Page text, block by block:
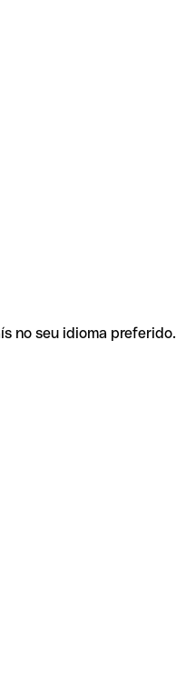
no seu idioma preferido.